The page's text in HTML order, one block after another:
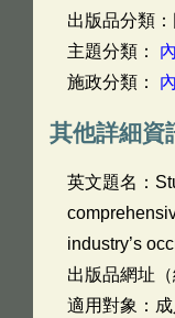
出版品分類
主題分類：
施政分類：
其他詳細資
英文題名：
industry’s
出版品網址
適用對象：